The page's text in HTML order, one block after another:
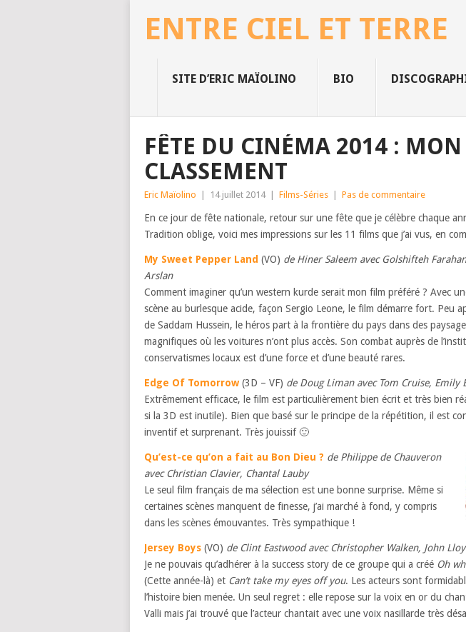
ENTRE CIEL ET TERRE
SITE D’ERIC MAÏOLINO BIO
FÊTE DU CINÉMA 2014 : MON
CLASSEMENT
Eric Maïolino 14 juillet 2014 Films-Séries Pas de commentaire
En ce jour de fête nationale, retour sur une fête que je célèbre chaque
Tradition oblige, voici mes impressions sur les 11 films que j’ai vus, en
My Sweet Pepper Land (VO) de Hiner Saleem avec Golshifteh
Arslan
Comment imaginer qu’un western kurde serait mon film préféré ? Avec
scène au burlesque acide, façon Sergio Leone, le film démarre fort. Peu
de Saddam Hussein, le héros part à la frontière du pays dans des
magnifiques où les voitures n’ont plus accès. Son combat auprès de
conservatismes locaux est d’une force et d’une beauté rares.
Edge Of Tomorrow(3D – VF) de Doug Liman avec Tom Cruise, Emily
Extrêmement efficace, le film est particulièrement bien écrit et très bien
si la 3D est inutile). Bien que basé sur le principe de la répétition, il est
inventif et surprenant. Très jouissif 🙂
Qu’est-ce qu’on a fait au Bon Dieu ? de Philippe de Chauveron
avec Christian Clavier, Chantal Lauby
Le seul film français de ma sélection est une bonne surprise. Même si
certaines scènes manquent de finesse, j’ai marché à fond, y compris
dans les scènes émouvantes. Très sympathique !
Jersey Boys (VO) de Clint Eastwood avec Christopher Walken, John
Je ne pouvais qu’adhérer à la success story de ce groupe qui a créé Oh
(Cette année-là) et Can’t take my eyes off you. Les acteurs sont
l’histoire bien menée. Un seul regret : elle repose sur la voix en or du
Valli mais j’ai trouvé que l’acteur chantait avec une voix nasillarde très